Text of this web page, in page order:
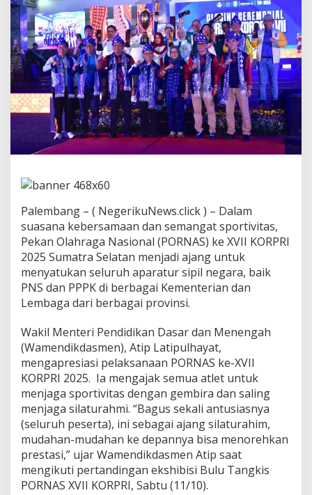
p
k
a
n
T
e
r
i
m
K
a
t
a
s
K
e
p
e
r
y
a
a
n
S
u
m
s
e
l
J
a
d
Palembang – ( NegerikuNews.click ) – Dalam
suasana kebersamaan dan semangat sportivitas,
Pekan Olahraga Nasional (PORNAS) ke XVII KORPRI
2025 Sumatra Selatan menjadi ajang untuk
menyatukan seluruh aparatur sipil negara, baik
PNS dan PPPK di berbagai Kementerian dan
Lembaga dari berbagai provinsi.
Wakil Menteri Pendidikan Dasar dan Menengah
(Wamendikdasmen), Atip Latipulhayat,
mengapresiasi pelaksanaan PORNAS ke-XVII
KORPRI 2025. Ia mengajak semua atlet untuk
menjaga sportivitas dengan gembira dan saling
menjaga silaturahmi. “Bagus sekali antusiasnya
(seluruh peserta), ini sebagai ajang silaturahim,
mudahan-mudahan ke depannya bisa menorehkan
prestasi,” ujar Wamendikdasmen Atip saat
mengikuti pertandingan ekshibisi Bulu Tangkis
PORNAS XVII KORPRI, Sabtu (11/10).